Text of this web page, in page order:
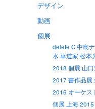
デザイン
動画
個展
delete C 中島
水 華道家 松本
2018 個展 山
2017 書作品展
2016 オーケス
個展 上海 2015